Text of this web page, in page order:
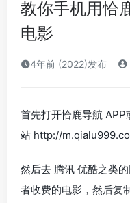
教你手机用恰
电影
4年前 (2022)发布
首先打开恰鹿导航 APP
站 http://
然后去 腾讯 优酷之类
者收费的电影，然后复